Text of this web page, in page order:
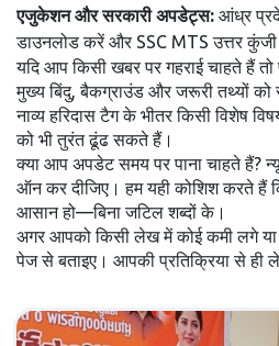
एजुकेशन और सरकारी अपडेट्स: आंध्र
डाउनलोड करें और SSC MTS उत्तर
यदि आप किसी खबर पर गहराई चाहते हैं
मुख्य बिंदु, बैकग्राउंड और जरूरी तथ्यों
नाव्य हरिदास टैग के भीतर किसी विशेष
को भी तुरंत ढूंढ सकते हैं।
क्या आप अपडेट समय पर पाना चाहते हैं?
ऑन कर दीजिए। हम यही कोशिश करते हैं
आसान हो—बिना जटिल शब्दों के।
अगर आपको किसी लेख में कोई कमी लगे या
पेज से बताइए। आपकी प्रतिक्रिया से ही